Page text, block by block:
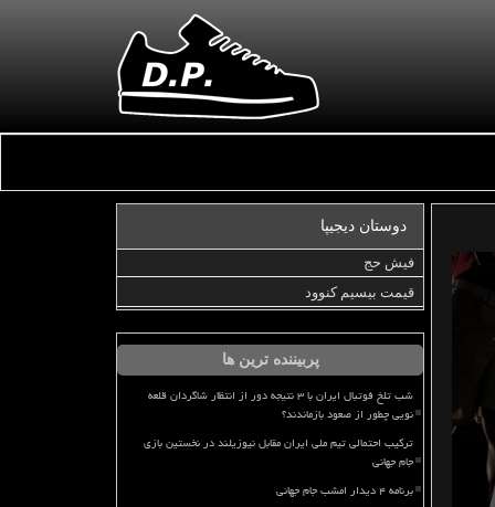
دوستان دیجیپا
فیش حج
قیمت بیسیم کنوود
پربیننده ترین ها
شب تلخ فوتبال ایران با ۳ نتیجه دور از انتظار شاگردان قلعه
نویی چطور از صعود بازماندند؟
ترکیب احتمالی تیم ملی ایران مقابل نیوزیلند در نخستین بازی
جام جهانی
برنامه ۴ دیدار امشب جام جهانی